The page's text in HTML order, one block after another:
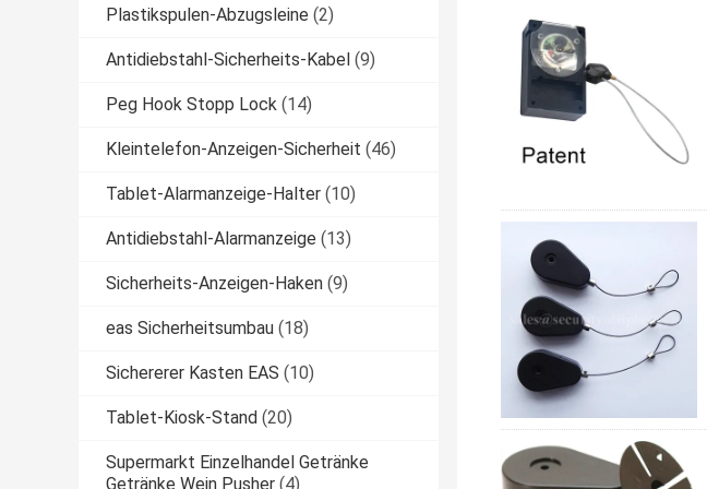
Plastikspulen-Abzugsleine (2)
Antidiebstahl-Sicherheits-Kabel (9)
Peg Hook Stopp Lock (14)
Kleintelefon-Anzeigen-Sicherheit (46)
Tablet-Alarmanzeige-Halter (10)
Antidiebstahl-Alarmanzeige (13)
Sicherheits-Anzeigen-Haken (9)
eas Sicherheitsumbau (18)
Sichererer Kasten EAS (10)
Tablet-Kiosk-Stand (20)
Supermarkt Einzelhandel Getränke
Getränke Wein Pusher (4)